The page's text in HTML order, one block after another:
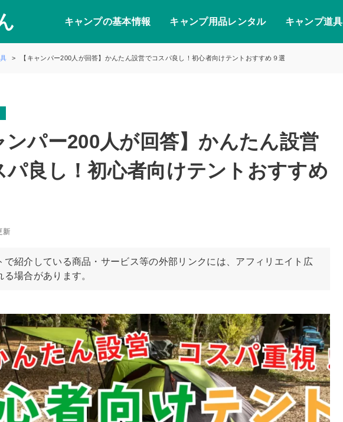
キャンプの基本情報 キャンプ用品レンタル キャンプ道具
【キャンパー200人が回答】かんたん設営でコスパ良し！初心者向けテントおすすめ９選
ンパー200人が回答】かんたん設営
パ良し！初心者向けテントおすすめ
新
紹介している商品・サービス等の外部リンクには、アフィリエイト広
る場合があります。